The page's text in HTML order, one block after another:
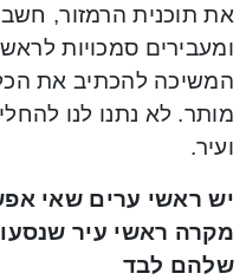
את תוכנית הרמזור,
ומעבירים סמכויות
המשיכה להכתיב את
מותר. לא נתנו לנו
ועיר.
יש ראשי ערים שאי
מקרה ראשי עיר שנסעו
שלהם לבד